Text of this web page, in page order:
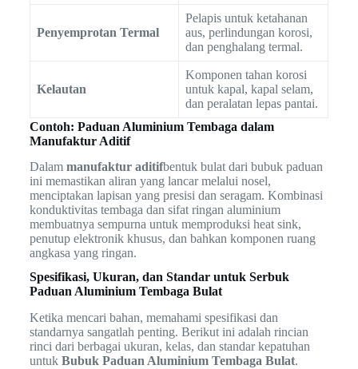
Penyemprotan Termal
Pelapis untuk ketahanan
aus, perlindungan korosi,
dan penghalang termal.
Kelautan
Komponen tahan korosi
untuk kapal, kapal selam,
dan peralatan lepas pantai.
Contoh: Paduan Aluminium Tembaga dalam
Manufaktur Aditif
Dalam manufaktur aditifbentuk bulat dari bubuk paduan
ini memastikan aliran yang lancar melalui nosel,
menciptakan lapisan yang presisi dan seragam. Kombinasi
konduktivitas tembaga dan sifat ringan aluminium
membuatnya sempurna untuk memproduksi heat sink,
penutup elektronik khusus, dan bahkan komponen ruang
angkasa yang ringan.
Spesifikasi, Ukuran, dan Standar untuk Serbuk
Paduan Aluminium Tembaga Bulat
Ketika mencari bahan, memahami spesifikasi dan
standarnya sangatlah penting. Berikut ini adalah rincian
rinci dari berbagai ukuran, kelas, dan standar kepatuhan
untuk Bubuk Paduan Aluminium Tembaga Bulat.